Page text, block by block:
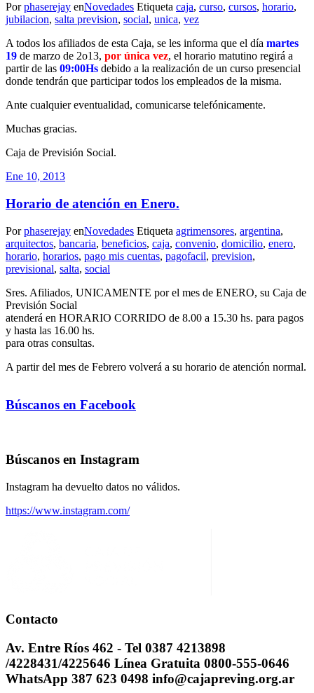
Porphaserejay enNovedades Etiqueta caja, curso, cursos, horario,
jubilacion, salta prevision, social, unica, vez
A todos los afiliados de esta Caja, se les informa que el día martes
19 de marzo de 2o13, por única vez, el horario matutino regirá a
partir de las 09:00Hs debido a la realización de un curso presencial
donde tendrán que participar todos los empleados de la misma.
Ante cualquier eventualidad, comunicarse telefónicamente.
Muchas gracias.
Caja de Previsión Social.
Ene 10, 2013
Horario de atención en Enero.
Porphaserejay enNovedades Etiqueta agrimensores, argentina,
arquitectos, bancaria, beneficios, caja, convenio, domicilio, enero,
horario, horarios, pago mis cuentas, pagofacil, prevision,
previsional, salta, social
Sres. Afiliados, UNICAMENTE por el mes de ENERO, su Caja de
Previsión Social
atenderá en HORARIO CORRIDO de 8.00 a 15.30 hs. para pagos
y hasta las 16.00 hs.
para otras consultas.
A partir del mes de Febrero volverá a su horario de atención normal.
Búscanos en Facebook
Búscanos en Instagram
Instagram ha devuelto datos no válidos.
https://www.instagram.com/
Contacto
Av. Entre Ríos 462 - Tel 0387 4213898
/4228431/4225646 Línea Gratuita 0800-555-0646
WhatsApp 387 623 0498 info@cajapreving.org.ar